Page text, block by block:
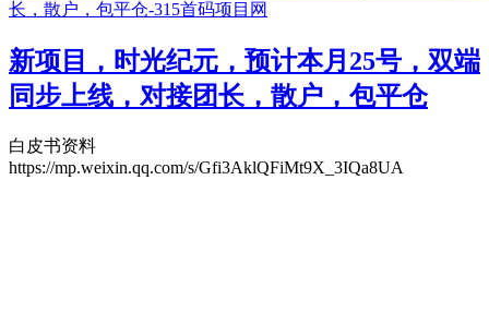
新项目，时光纪元，预计本月25号，双端
同步上线，对接团长，散户，包平仓
白皮书资料
https://mp.weixin.qq.com/s/